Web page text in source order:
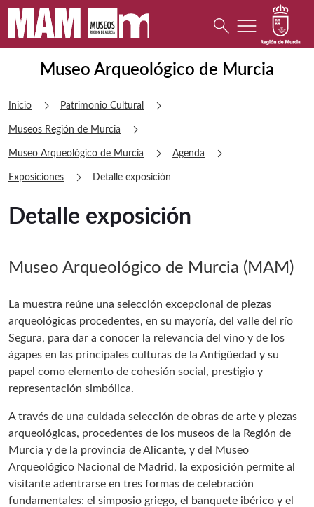
Museo Arqueológico de Murcia
Buscar
search menu
Museo Arqueológico de Murcia
Inicio chevron_right Patrimonio Cultural chevron_right
Museos Región de Murcia chevron_right
Museo Arqueológico de Murcia chevron_right Agenda chevron_right
Exposiciones chevron_right Detalle exposición
Detalle exposición
Museo Arqueológico de Murcia (MAM)
La muestra reúne una selección excepcional de piezas
arqueológicas procedentes, en su mayoría, del valle del río
Segura, para dar a conocer la relevancia del vino y de los
ágapes en las principales culturas de la Antigüedad y su
papel como elemento de cohesión social, prestigio y
representación simbólica.
A través de una cuidada selección de obras de arte y piezas
arqueológicas, procedentes de los museos de la Región de
Murcia y de la provincia de Alicante, y del Museo
Arqueológico Nacional de Madrid, la exposición permite al
visitante adentrarse en tres formas de celebración
fundamentales: el simposio griego, el banquete ibérico y el